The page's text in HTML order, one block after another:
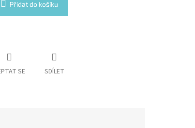
Přidat do košíku
SE SDÍLET